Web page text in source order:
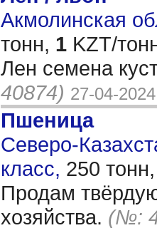
Акмолинская
тонн, 1 KZT/
Лен семена
40874) 27-04-2024
Пшеница
Северо-
класс, 250
Продам
хозяйства. (№: